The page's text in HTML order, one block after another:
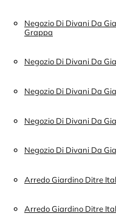
Negozio Di Divani Da
Grappa
Negozio Di Divani Da
Negozio Di Divani Da
Negozio Di Divani Da
Negozio Di Divani Da
Arredo Giardino Ditre
Arredo Giardino Ditre